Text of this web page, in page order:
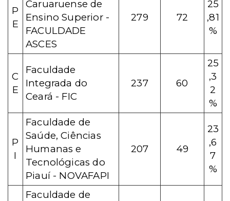
P
E
Caruaruense de
Ensino Superior -
FACULDADE
ASCES
279 72
25
,81
%
C
E
Faculdade
Integrada do
Ceará - FIC
237 60
25
,3
2
%
P
I
Faculdade de
Saúde, Ciências
Humanas e
Tecnológicas do
Piauí - NOVAFAPI
207 49
23
,6
7
%
Faculdade de